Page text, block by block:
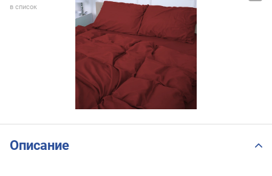
в список
Описание